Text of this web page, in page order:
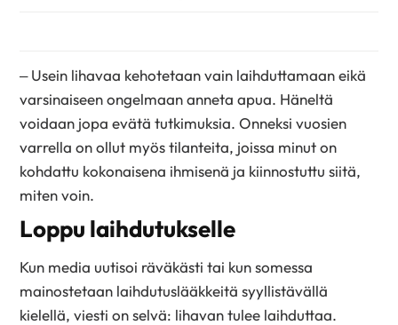
– Usein lihavaa kehotetaan vain laihduttamaan eikä
varsinaiseen ongelmaan anneta apua. Häneltä
voidaan jopa evätä tutkimuksia. Onneksi vuosien
varrella on ollut myös tilanteita, joissa minut on
kohdattu kokonaisena ihmisenä ja kiinnostuttu siitä,
miten voin.
Loppu laihdutukselle
Kun media uutisoi räväkästi tai kun somessa
mainostetaan laihdutuslääkkeitä syyllistävällä
kielellä, viesti on selvä: lihavan tulee laihduttaa.